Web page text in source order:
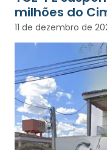
milhões do
11 de dezembro de